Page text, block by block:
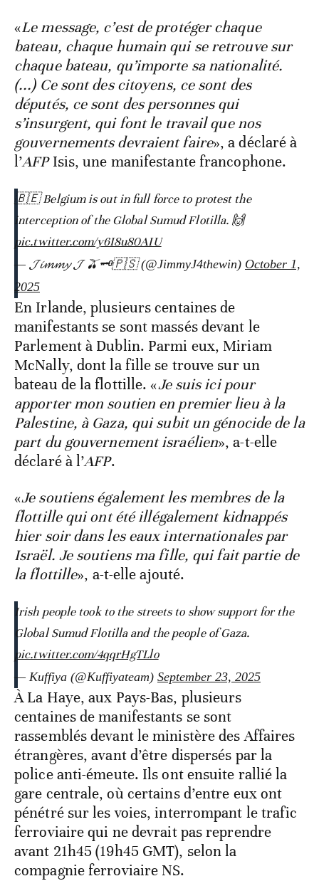
«Le message, c’est de protéger chaque
bateau, chaque humain qui se retrouve sur
chaque bateau, qu’importe sa nationalité.
(...) Ce sont des citoyens, ce sont des
députés, ce sont des personnes qui
s’insurgent, qui font le travail que nos
gouvernements devraient faire», a déclaré à
l’AFPIsis, une manifestante francophone.
🇧🇪 Belgium is out in full force to protest the
interception of the Global Sumud Flotilla. 🙌
pic.twitter.com/y6I8u80AIU
— 𝓙𝓲𝓶𝓶𝔂 𝓙 🫒🗝️🇵🇸 (@JimmyJ4thewin) October 1,
2025
En Irlande, plusieurs centaines de
manifestants se sont massés devant le
Parlement à Dublin. Parmi eux, Miriam
McNally, dont la fille se trouve sur un
bateau de la flottille. «Je suis ici pour
apporter mon soutien en premier lieu à la
Palestine, à Gaza, qui subit un génocide de la
part du gouvernement israélien», a-t-elle
déclaré à l’AFP.
«Je soutiens également les membres de la
flottille qui ont été illégalement kidnappés
hier soir dans les eaux internationales par
Israël. Je soutiens ma fille, qui fait partie de
la flottille», a-t-elle ajouté.
Irish people took to the streets to show support for the
Global Sumud Flotilla and the people of Gaza.
pic.twitter.com/4qqrHgTLlo
— Kuffiya (@Kuffiyateam) September 23, 2025
À La Haye, aux Pays-Bas, plusieurs
centaines de manifestants se sont
rassemblés devant le ministère des Affaires
étrangères, avant d’être dispersés par la
police anti-émeute. Ils ont ensuite rallié la
gare centrale, où certains d’entre eux ont
pénétré sur les voies, interrompant le trafic
ferroviaire qui ne devrait pas reprendre
avant 21h45 (19h45 GMT), selon la
compagnie ferroviaire NS.